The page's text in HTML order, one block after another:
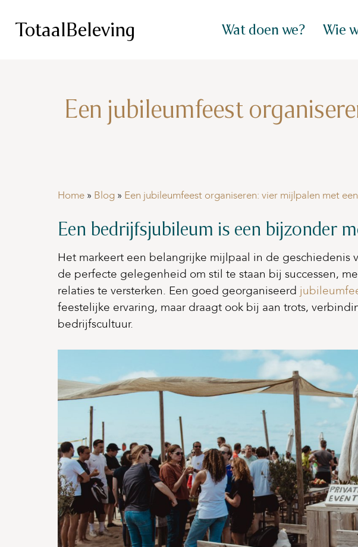
TotaalBeleving Wat doen we? Wie
Een jubileumfeest
Home » Blog » Een jubileumfeest organiseren: vier mijlpalen met
Een bedrijfsjubileum is een bijzonder
Het markeert een belangrijke mijlpaal in de geschiedenis
de perfecte gelegenheid om stil te staan bij successen,
relaties te versterken. Een goed georganiseerd
feestelijke ervaring, maar draagt ook bij aan trots,
bedrijfscultuur.